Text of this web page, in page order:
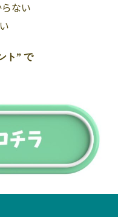
ない
ト” で